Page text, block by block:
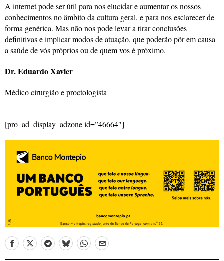
A internet pode ser útil para nos elucidar e aumentar os nossos
conhecimentos no âmbito da cultura geral, e para nos esclarecer de
forma genérica. Mas não nos pode levar a tirar conclusões
definitivas e implicar modos de atuação, que poderão pôr em causa
a saúde de vós próprios ou de quem vos é próximo.
Dr. Eduardo Xavier
Médico cirurgião e proctologista
[pro_ad_display_adzone id=”46664″]